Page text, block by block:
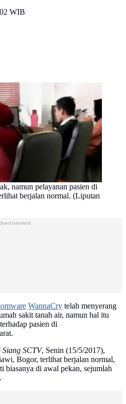
WIB
namun pelayanan pasien di
berjalan normal. (Liputan
WannaCry telah menyerang
sakit tanah air, namun hal itu
pasien di
SCTV, Senin (15/5/2017),
Bogor, terlihat berjalan normal,
biasanya di awal pekan, sejumlah